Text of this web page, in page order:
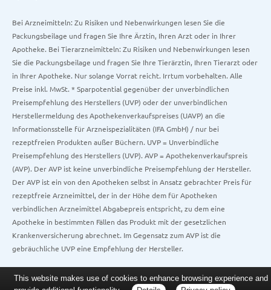
Bei Arzneimitteln: Zu Risiken und Nebenwirkungen lesen Sie die
Packungsbeilage und fragen Sie Ihre Ärztin, Ihren Arzt oder in Ihrer
Apotheke. Bei Tierarzneimitteln: Zu Risiken und Nebenwirkungen lesen
Sie die Packungsbeilage und fragen Sie Ihre Tierärztin, Ihren Tierarzt oder
in Ihrer Apotheke. Nur solange Vorrat reicht. Irrtum vorbehalten. Alle
Preise inkl. MwSt. * Sparpotential gegenüber der unverbindlichen
Preisempfehlung des Herstellers (UVP) oder der unverbindlichen
Herstellermeldung des Apothekenverkaufspreises (UAVP) an die
Informationsstelle für Arzneispezialitäten (IFA GmbH) / nur bei
rezeptfreien Produkten außer Büchern. UVP = Unverbindliche
Preisempfehlung des Herstellers (UVP). AVP = Apothekenverkaufspreis
(AVP). Der AVP ist keine unverbindliche Preisempfehlung der Hersteller.
Der AVP ist ein von den Apotheken selbst in Ansatz gebrachter Preis für
rezeptfreie Arzneimittel, der in der Höhe dem für Apotheken
verbindlichen Arzneimittel Abgabepreis entspricht, zu dem eine
Apotheke in bestimmten Fällen das Produkt mit der gesetzlichen
Krankenversicherung abrechnet. Im Gegensatz zum AVP ist die
gebräuchliche UVP eine Empfehlung der Hersteller.
This website makes use of cookies to enhance browsing experience and